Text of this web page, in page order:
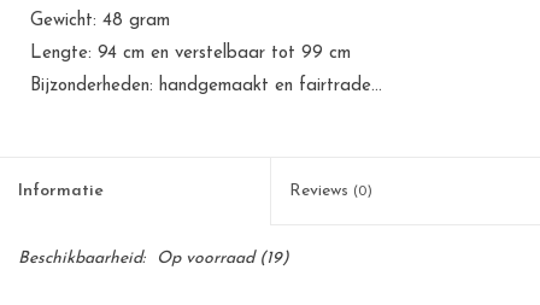
Gewicht: 48 gram
Lengte: 94 cm en verstelbaar tot 99 cm
Bijzonderheden: handgemaakt en fairtrade...
Informatie Reviews (0)
Beschikbaarheid: Op voorraad(19)